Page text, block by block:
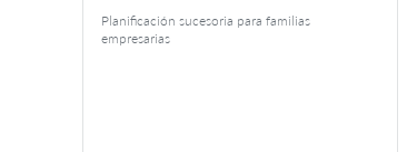
Planificación sucesoria para familias
empresarias